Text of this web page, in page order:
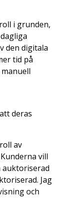
i grunden,
den digitala
tid på
deras
av
vill
auktoriserad
Jag
och